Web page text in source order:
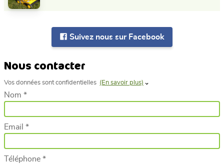
Suivez nous sur Facebook
Nous contacter
Vos données sont confidentielles (En savoir plus)
Nom *
Email *
Téléphone *